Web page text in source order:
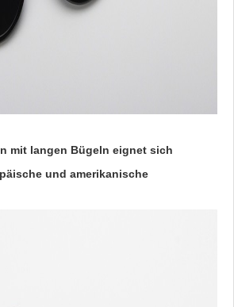
mit langen Bügeln eignet sich
und amerikanische